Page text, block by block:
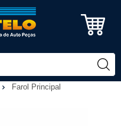
Farol Principal